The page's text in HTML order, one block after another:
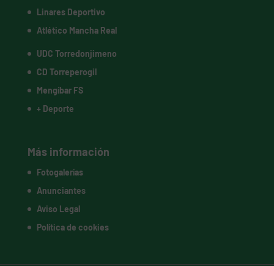
Linares Deportivo
Atlético Mancha Real
UDC Torredonjimeno
CD Torreperogil
Mengíbar FS
+ Deporte
Más información
Fotogalerías
Anunciantes
Aviso Legal
Política de cookies